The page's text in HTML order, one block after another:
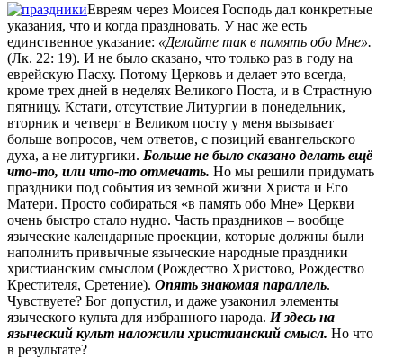
Евреям через Моисея Господь дал конкретные
указания, что и когда праздновать. У нас же есть
единственное указание: «Делайте так в память обо Мне».
(Лк. 22: 19). И не было сказано, что только раз в году на
еврейскую Пасху. Потому Церковь и делает это всегда,
кроме трех дней в неделях Великого Поста, и в Страстную
пятницу. Кстати, отсутствие Литургии в понедельник,
вторник и четверг в Великом посту у меня вызывает
больше вопросов, чем ответов, с позиций евангельского
духа, а не литургики. Больше не было сказано делать ещё
что-то, или что-то отмечать. Но мы решили придумать
праздники под события из земной жизни Христа и Его
Матери. Просто собираться «в память обо Мне» Церкви
очень быстро стало нудно. Часть праздников – вообще
языческие календарные проекции, которые должны были
наполнить привычные языческие народные праздники
христианским смыслом (Рождество Христово, Рождество
Крестителя, Сретение). Опять знакомая параллель.
Чувствуете? Бог допустил, и даже узаконил элементы
языческого культа для избранного народа. И здесь на
языческий культ наложили христианский смысл. Но что
в результате?